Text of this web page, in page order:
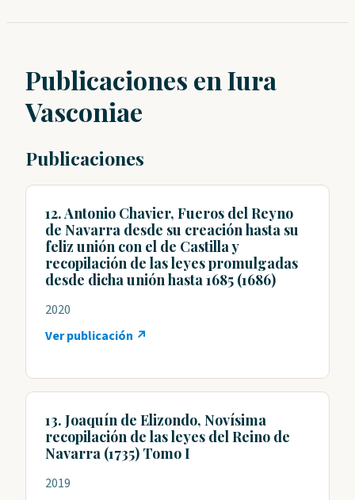
Publicaciones en Iura
Vasconiae
Publicaciones
12. Antonio Chavier, Fueros del Reyno
de Navarra desde su creación hasta su
feliz unión con el de Castilla y
recopilación de las leyes promulgadas
desde dicha unión hasta 1685 (1686)
2020
Ver publicación ↗
13. Joaquín de Elizondo, Novísima
recopilación de las leyes del Reino de
Navarra (1735) Tomo I
2019